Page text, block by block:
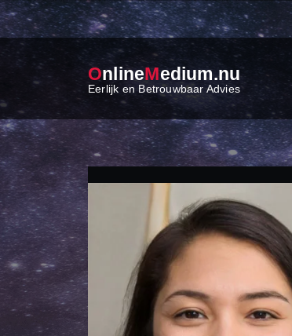
OnlineMedium.nu
Eerlijk en Betrouwbaar Advies